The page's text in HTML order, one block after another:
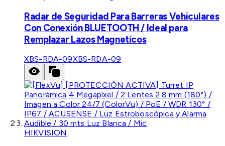
Radar de Seguridad Para Barreras Vehiculares
Con Conexión BLUETOOTH / Ideal para
Remplazar Lazos Magneticos
XBS-RDA-09XBS-RDA-09
HIKVISION